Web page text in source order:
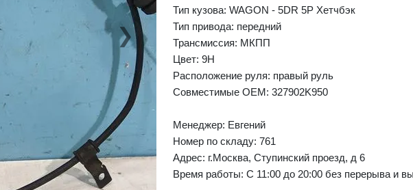
❯
Next
Тип кузова: WAGON - 5DR 5P Хетчбэк
Тип привода: передний
Трансмиссия: МКПП
Цвет: 9H
Расположение руля: правый руль
Совместимые OEM: 327902K950
Менеджер: Евгений
Номер по складу: 761
Адрес: г.Москва, Ступинский проезд, д 6
Время работы: С 11:00 до 20:00 без перерыва и